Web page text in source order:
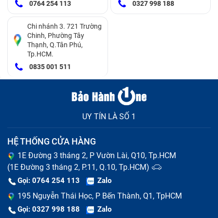
dụng, đây cũng là dấu hiệu cho thấy pin không thể
cung cấp đủ cho điện thoại.
Xuất hiện tình trạng pin ảo, điện thoại đang sử dụng
có mức pin 80% nhưng lại bị giảm xuống còn 20-
30% chỉ trong vài phút.
Pin điện thoại Redmi Note 12 5G báo ảo
0764 254 113
0327 998 188
Chi nhánh 3. 721 Trường
Chinh, Phường Tây
Thạnh, Q.Tân Phú,
Tp.HCM.
0835 001 511
UY TÍN LÀ SỐ 1
HỆ THỐNG CỬA HÀNG
1E Đường 3 tháng 2, P Vườn Lài, Q10, Tp.HCM
(1E Đường 3 tháng 2, P.11, Q.10, Tp.HCM)
Gọi: 0764 254 113 Zalo
195 Nguyễn Thái Học, P Bến Thành, Q1, TpHCM
Gọi: 0327 998 188 Zalo